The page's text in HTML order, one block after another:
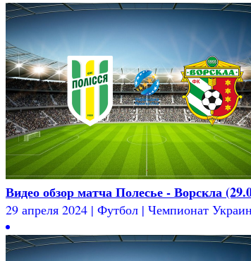
Видео обзор матча Полесье - Ворскла
29 апреля 2024 | Футбол | Чемпионат